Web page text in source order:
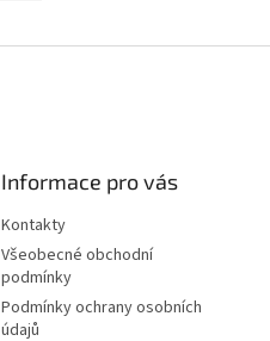
Informace pro vás
Kontakty
Všeobecné obchodní
podmínky
Podmínky ochrany osobních
údajů